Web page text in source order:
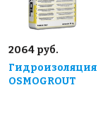
2064 руб.
Гидроизоляция
OSMOGROUT